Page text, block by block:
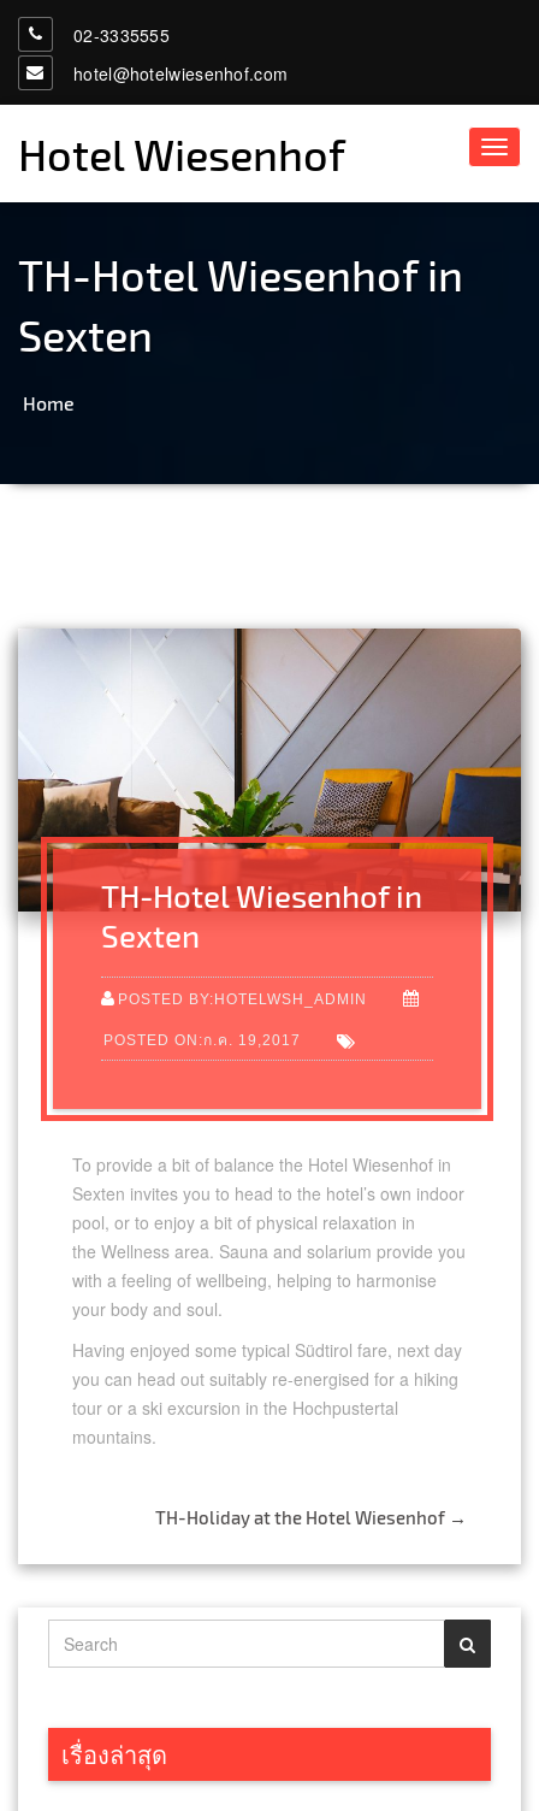
02-3335555
hotel@hotelwiesenhof.com
Hotel Wiesenhof
TH-Hotel Wiesenhof in
Sexten
Home
TH-Hotel Wiesenhof in
Sexten
POSTED BY:HOTELWSH_ADMIN
POSTED ON:ก.ค. 19,2017
To provide a bit of balance the Hotel Wiesenhof in
Sexten invites you to head to the hotel’s own indoor
pool, or to enjoy a bit of physical relaxation in
the Wellness area. Sauna and solarium provide you
with a feeling of wellbeing, helping to harmonise
your body and soul.
Having enjoyed some typical Südtirol fare, next day
you can head out suitably re-energised for a hiking
tour or a ski excursion in the Hochpustertal
mountains.
Post
navigation
TH-Holiday at the Hotel Wiesenhof →
เรื่องล่าสุด